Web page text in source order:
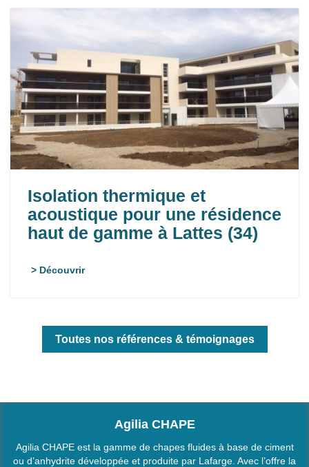
Isolation thermique et
acoustique pour une résidence
haut de gamme à Lattes (34)
> Découvrir
Toutes nos références & témoignages
Agilia CHAPE
Agilia CHAPE est la gamme de chapes fluides à base de ciment
ou d’anhydrite développée et produite par Lafarge. Avec l’offre la